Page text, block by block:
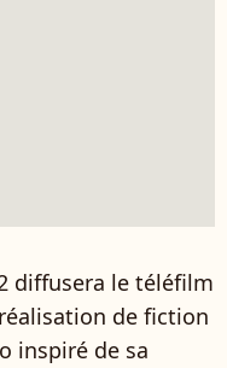
diffusera le téléfilm
de fiction
inspiré de sa